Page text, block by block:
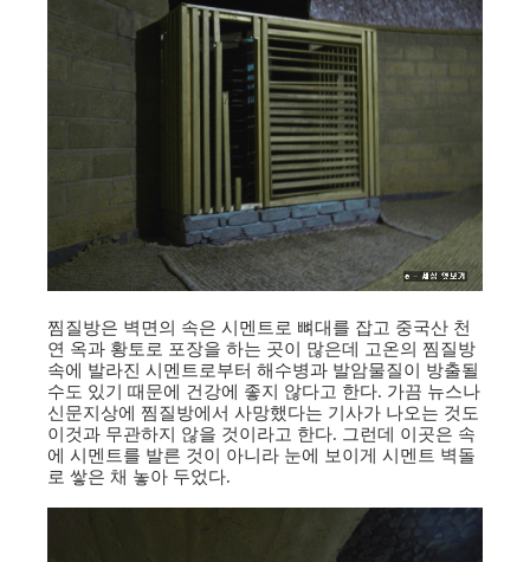
찜질방은 벽면의 속은 시멘트로 뼈대를 잡고 중국산 천
연 옥과 황토로 포장을 하는 곳이 많은데 고온의 찜질방
속에 발라진 시멘트로부터 해수병과 발암물질이 방출될
수도 있기 때문에 건강에 좋지 않다고 한다. 가끔 뉴스나
신문지상에 찜질방에서 사망했다는 기사가 나오는 것도
이것과 무관하지 않을 것이라고 한다. 그런데 이곳은 속
에 시멘트를 발른 것이 아니라 눈에 보이게 시멘트 벽돌
로 쌓은 채 놓아 두었다.